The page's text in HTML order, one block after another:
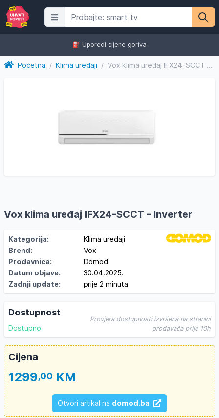
⛽️ Uporedi cijene goriva
Početna / Klima uređaji / Vox klima uređaj IFX24-SCCT - Inverter
Vox klima uređaj IFX24-SCCT - Inverter
Kategorija:
Klima uređaji
Brend:
Vox
Prodavnica:
Domod
Datum objave:
30.04.2025.
Zadnji update:
prije 2 minuta
Dostupnost
Dostupno
Provjera dostupnosti izvršena na stranici
prodavača prije 10h
Cijena
1299,00 KM
Otvori artikal na domod.ba